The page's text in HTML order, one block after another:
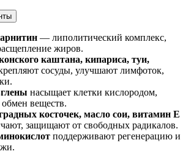
— липолитический комплекс,
жиров.
каштана, кипариса, туи,
сосуды, улучшают лимфоток,
насыщает клетки кислородом,
веществ.
косточек, масло сои, витамин Е
защищают от свободных радикалов.
поддерживают регенерацию и